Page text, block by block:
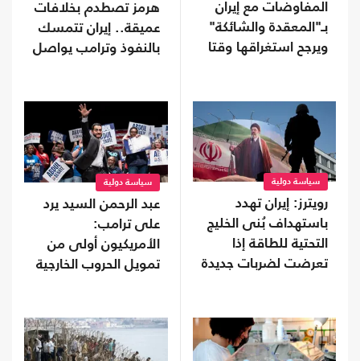
المفاوضات مع إيران
بـ"المعقدة والشائكة"
ويرجح استغراقها وقتا
هرمز تصطدم بخلافات
عميقة.. إيران تتمسك
بالنفوذ وترامب يواصل
سياسة دولية
رويترز: إيران تهدد
باستهداف بُنى الخليج
التحتية للطاقة إذا
تعرضت لضربات جديدة
سياسة دولية
عبد الرحمن السيد يرد
على ترامب:
الأمريكيون أولى من
تمويل الحروب الخارجية